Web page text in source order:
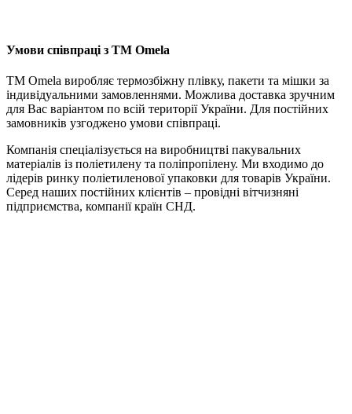
Умови співпраці з ТМ Omela
ТМ Omela виробляє термозбіжну плівку, пакети та мішки за
індивідуальними замовленнями. Можлива доставка зручним
для Вас варіантом по всій території України. Для постійних
замовників узгоджено умови співпраці.
Компанія спеціалізується на виробництві пакувальних
матеріалів із поліетилену та поліпропілену. Ми входимо до
лідерів ринку поліетиленової упаковки для товарів України.
Серед наших постійних клієнтів – провідні вітчизняні
підприємства, компанії країн СНД.